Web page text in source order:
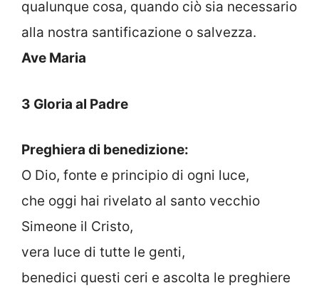
qualunque cosa, quando ciò sia necessario
alla nostra santificazione o salvezza.
Ave Maria
3 Gloria al Padre
Preghiera di benedizione:
O Dio, fonte e principio di ogni luce,
che oggi hai rivelato al santo vecchio
Simeone il Cristo,
vera luce di tutte le genti,
benedici questi ceri e ascolta le preghiere